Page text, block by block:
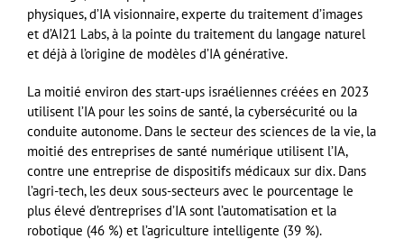
physiques, d’IA visionnaire, experte du traitement d’images
et d’AI21 Labs, à la pointe du traitement du langage naturel
et déjà à l’origine de modèles d’IA générative.
La moitié environ des start-ups israéliennes créées en 2023
utilisent l’IA pour les soins de santé, la cybersécurité ou la
conduite autonome. Dans le secteur des sciences de la vie, la
moitié des entreprises de santé numérique utilisent l’IA,
contre une entreprise de dispositifs médicaux sur dix. Dans
l’agri-tech, les deux sous-secteurs avec le pourcentage le
plus élevé d’entreprises d’IA sont l’automatisation et la
robotique (46 %) et l’agriculture intelligente (39 %).